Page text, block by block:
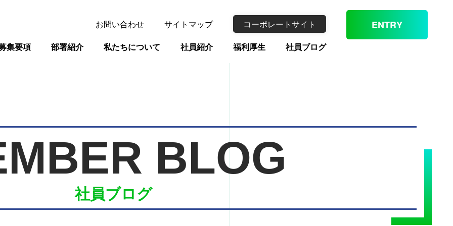
集要項 部署紹介 私たちについて 社員紹介 福利厚生 社員ブログ
お問い合わせ サイトマップ コーポレートサイト ENTRY
BLOG
社員ブログ